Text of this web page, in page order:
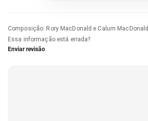
Composição: Rory MacDonald e Calum MacDonald
Essa informação está errada?
Enviar revisão